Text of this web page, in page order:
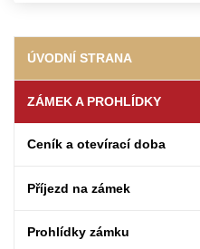
ÚVODNÍ STRANA
ZÁMEK A PROHLÍDKY
Ceník a otevírací doba
Příjezd na zámek
Prohlídky zámku